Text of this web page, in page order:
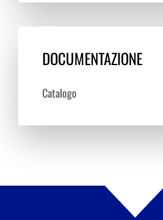
DOCUMENTAZIONE
Catalogo